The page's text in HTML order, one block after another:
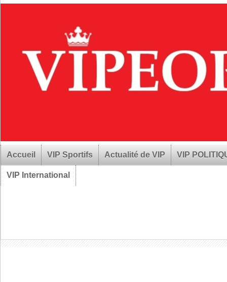
Accueil VIP Sportifs Actualité de VIP VIP
VIP International